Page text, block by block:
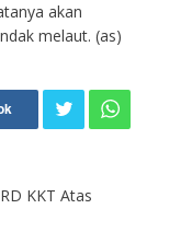
akan
melaut. (as)
KKT Atas